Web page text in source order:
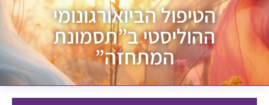
הטיפול הביואורגונומי
ההוליסטי ב”תסמונת
המתחזה”